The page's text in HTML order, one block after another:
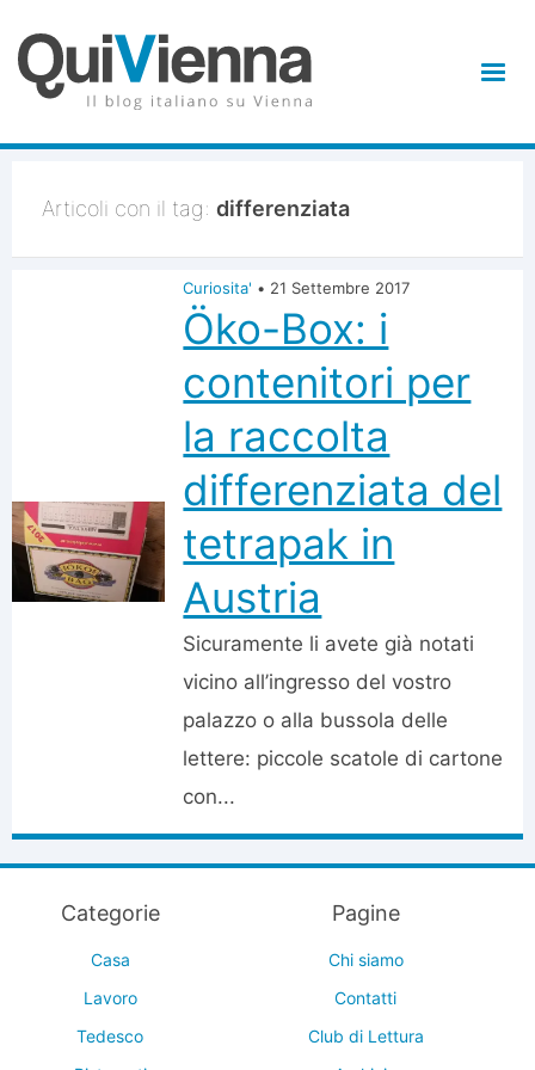
Articoli con il tag: differenziata
Curiosita' • 21 Settembre 2017
Öko-Box: i
contenitori per
la raccolta
differenziata del
tetrapak in
Austria
Sicuramente li avete già notati
vicino all’ingresso del vostro
palazzo o alla bussola delle
lettere: piccole scatole di cartone
con...
Categorie
Casa
Lavoro
Tedesco
Pagine
Chi siamo
Contatti
Club di Lettura